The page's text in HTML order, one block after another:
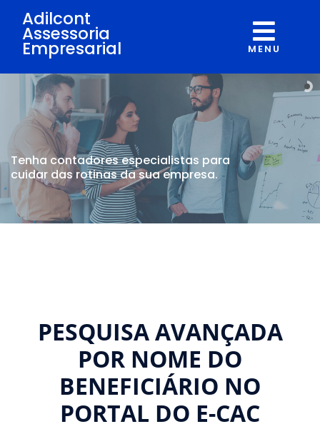
Adilcont
Assessoria
Empresarial MENU
Tenha contadoresespecialistas para
cuidar das rotinas da sua empresa.
PESQUISA AVANÇADA
POR NOME DO
BENEFICIÁRIO NO
PORTAL DO E-CAC